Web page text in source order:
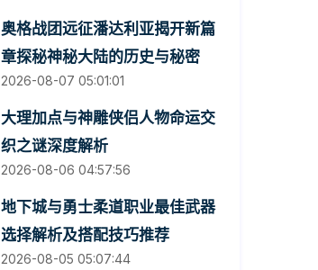
奥格战团远征潘达利亚揭开新篇
章探秘神秘大陆的历史与秘密
2026-08-07 05:01:01
大理加点与神雕侠侣人物命运交
织之谜深度解析
2026-08-06 04:57:56
地下城与勇士柔道职业最佳武器
选择解析及搭配技巧推荐
2026-08-05 05:07:44